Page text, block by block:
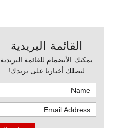
القائمة البريدية
يمكنك الأنضمام للقائمة البريدية
لتصلك أخبارنا على بريدك!